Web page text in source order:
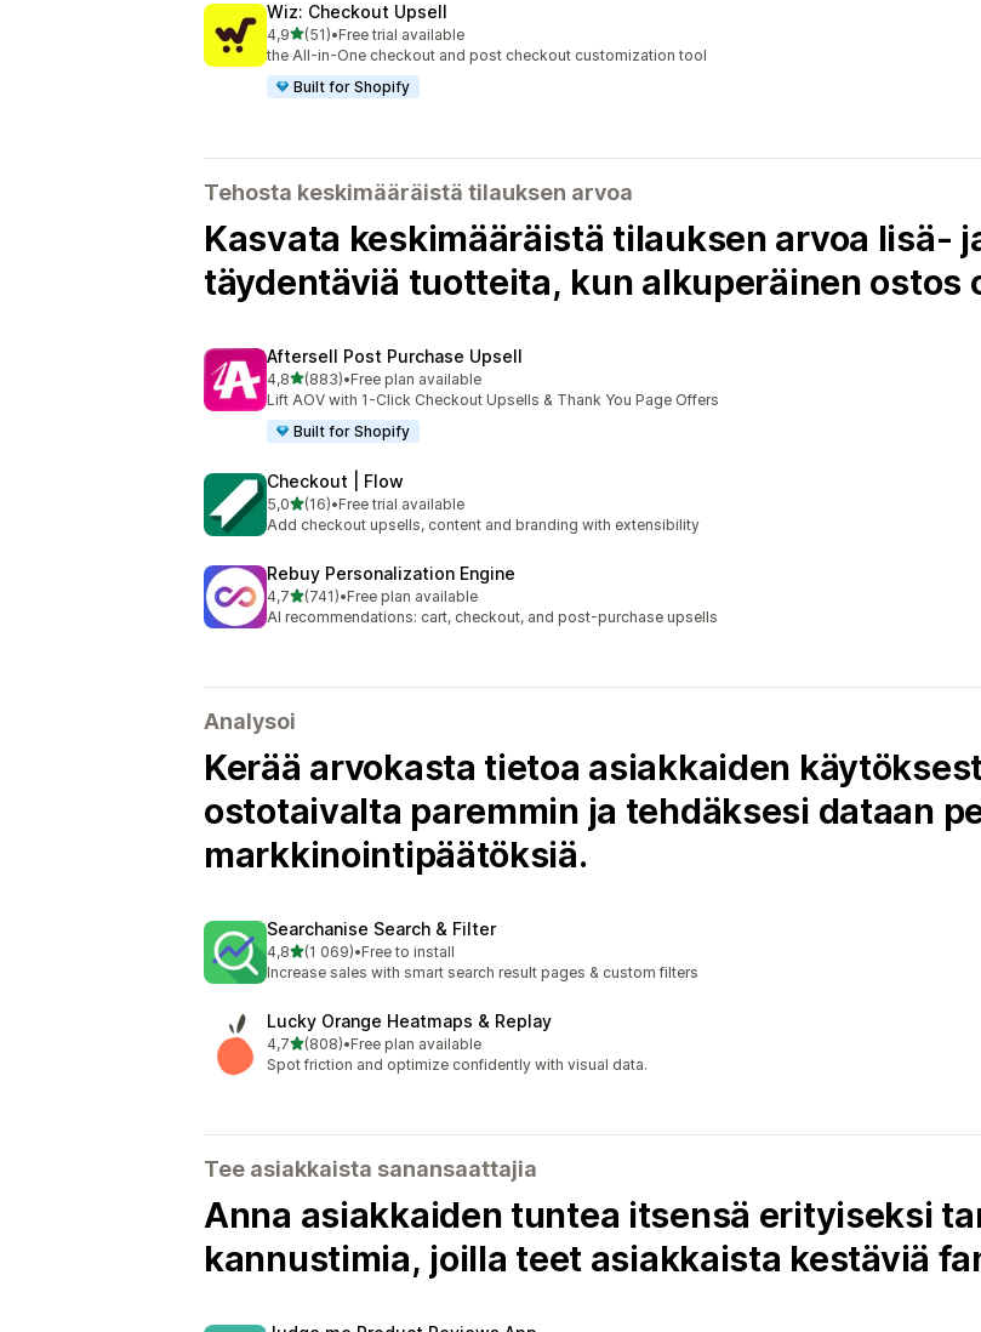
Wiz: Checkout Upsell
4,9/ 5 tähteä
(51)
51 arvostelua yhteensä
•Free trial available
the All-in-One checkout and post checkout customization tool
Built for Shopify
Tehosta keskimääräistä tilauksen arvoa
Kasvata keskimääräistä tilauksen arvoa lisä-
täydentäviä tuotteita, kun alkuperäinen ostos
Aftersell Post Purchase Upsell
4,8/ 5 tähteä
(883)
883 arvostelua yhteensä
•Free plan available
Lift AOV with 1-Click Checkout Upsells & Thank You Page Offers
Built for Shopify
Checkout | Flow
5,0/ 5 tähteä
(16)
16 arvostelua yhteensä
•Free trial available
Add checkout upsells, content and branding with extensibility
Rebuy Personalization Engine
4,7/ 5 tähteä
(741)
741 arvostelua yhteensä
•Free plan available
AI recommendations: cart, checkout, and post-purchase upsells
Analysoi
Kerää arvokasta tietoa asiakkaiden
ostotaivalta paremmin ja tehdäksesi dataan
markkinointipäätöksiä.
Searchanise Search & Filter
4,8/ 5 tähteä
(1 069)
1069 arvostelua yhteensä
•Free to install
Increase sales with smart search result pages & custom filters
Lucky Orange Heatmaps & Replay
4,7/ 5 tähteä
(808)
808 arvostelua yhteensä
•Free plan available
Spot friction and optimize confidently with visual data.
Tee asiakkaista sanansaattajia
Anna asiakkaiden tuntea itsensä erityiseksi
kannustimia, joilla teet asiakkaista kestäviä